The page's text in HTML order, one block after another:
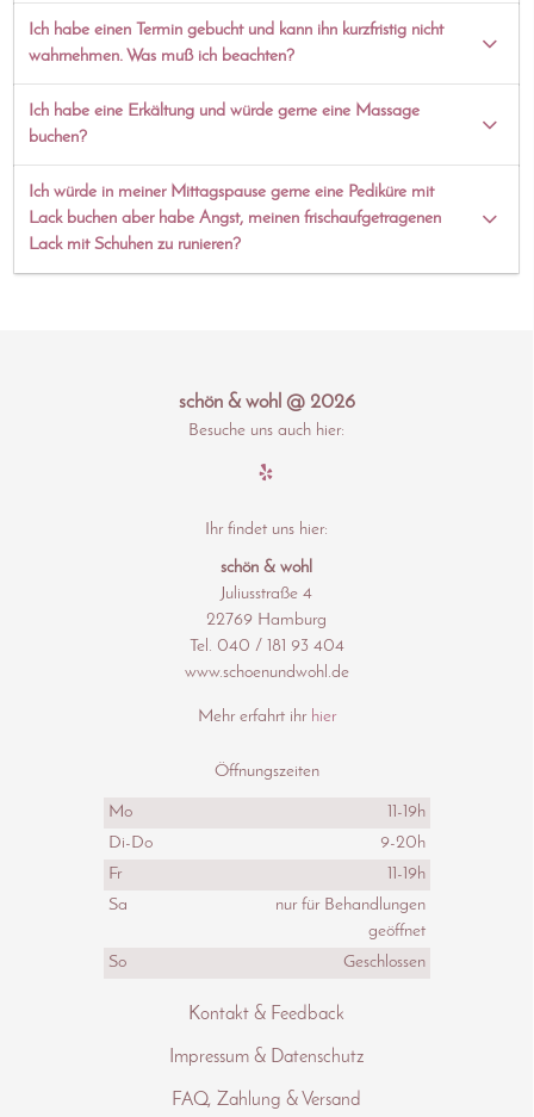
Ich habe einen Termin gebucht und kann ihn kurzfristig nicht
wahrnehmen. Was muß ich beachten?
Ich habe eine Erkältung und würde gerne eine Massage
buchen?
Ich würde in meiner Mittagspause gerne eine Pediküre mit
Lack buchen aber habe Angst, meinen frischaufgetragenen
Lack mit Schuhen zu runieren?
schön & wohl @ 2026
Besuche uns auch hier:
Ihr findet uns hier:
schön & wohl
Juliusstraße 4
22769 Hamburg
Tel. 040 / 181 93 404
www.schoenundwohl.de
Mehr erfahrt ihrhier
Öffnungszeiten
Mo
11-19h
Di-Do
9-20h
Fr
11-19h
Sa
nur für Behandlungen
geöffnet
So
Geschlossen
Kontakt & Feedback
Impressum & Datenschutz
FAQ, Zahlung & Versand